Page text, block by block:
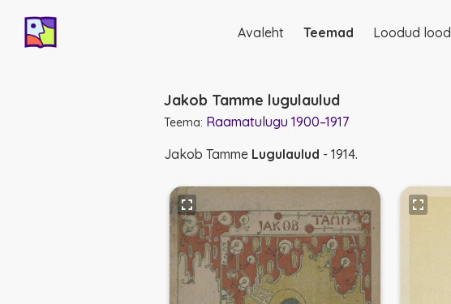
Põhinavigatsioon
Avaleht Teemad Loodud lood
Jakob Tamme lugulaulud
Teema: Raamatulugu 1900–1917
Jakob Tamme Lugulaulud - 1914.